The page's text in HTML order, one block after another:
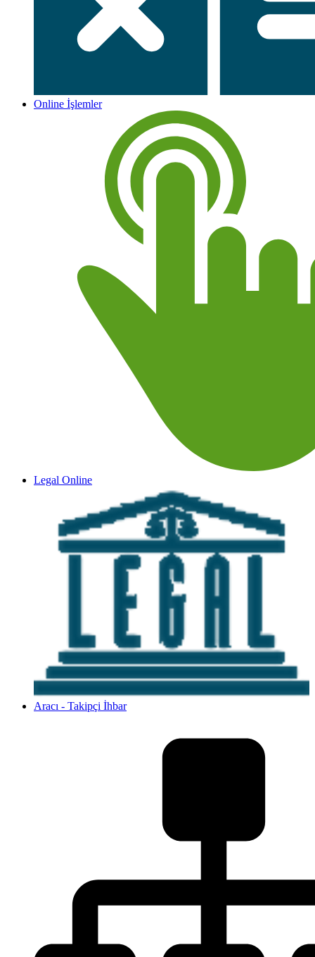
Online İşlemler
Legal Online
Aracı - Takipçi İhbar